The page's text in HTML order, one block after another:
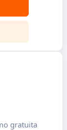
gratuita